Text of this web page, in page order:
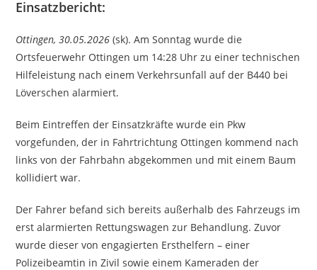
Einsatzbericht:
Ottingen, 30.05.2026 (sk). Am Sonntag wurde die
Ortsfeuerwehr Ottingen um 14:28 Uhr zu einer technischen
Hilfeleistung nach einem Verkehrsunfall auf der B440 bei
Löverschen alarmiert.
Beim Eintreffen der Einsatzkräfte wurde ein Pkw
vorgefunden, der in Fahrtrichtung Ottingen kommend nach
links von der Fahrbahn abgekommen und mit einem Baum
kollidiert war.
Der Fahrer befand sich bereits außerhalb des Fahrzeugs im
erst alarmierten Rettungswagen zur Behandlung. Zuvor
wurde dieser von engagierten Ersthelfern – einer
Polizeibeamtin in Zivil sowie einem Kameraden der